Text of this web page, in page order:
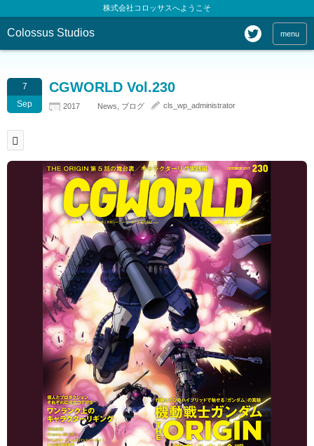
株式会社コロッサスへようこそ
Colossus Studios menu
7
Sep
CGWORLD Vol.230
2017 News ブログ cls_wp_administrator